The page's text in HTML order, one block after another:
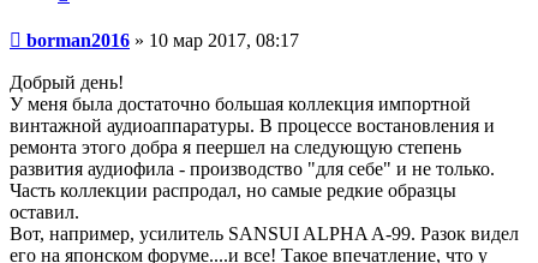
Сообщение
borman2016 » 10 мар 2017, 08:17
Добрый день!
У меня была достаточно большая коллекция импортной
винтажной аудиоаппаратуры. В процессе востановления и
ремонта этого добра я пеершел на следующую степень
развития аудиофила - производство "для себе" и не только.
Часть коллекции распродал, но самые редкие образцы
оставил.
Вот, например, усилитель SANSUI ALPHA A-99. Разок видел
его на японском форуме....и все! Такое впечатление, что у